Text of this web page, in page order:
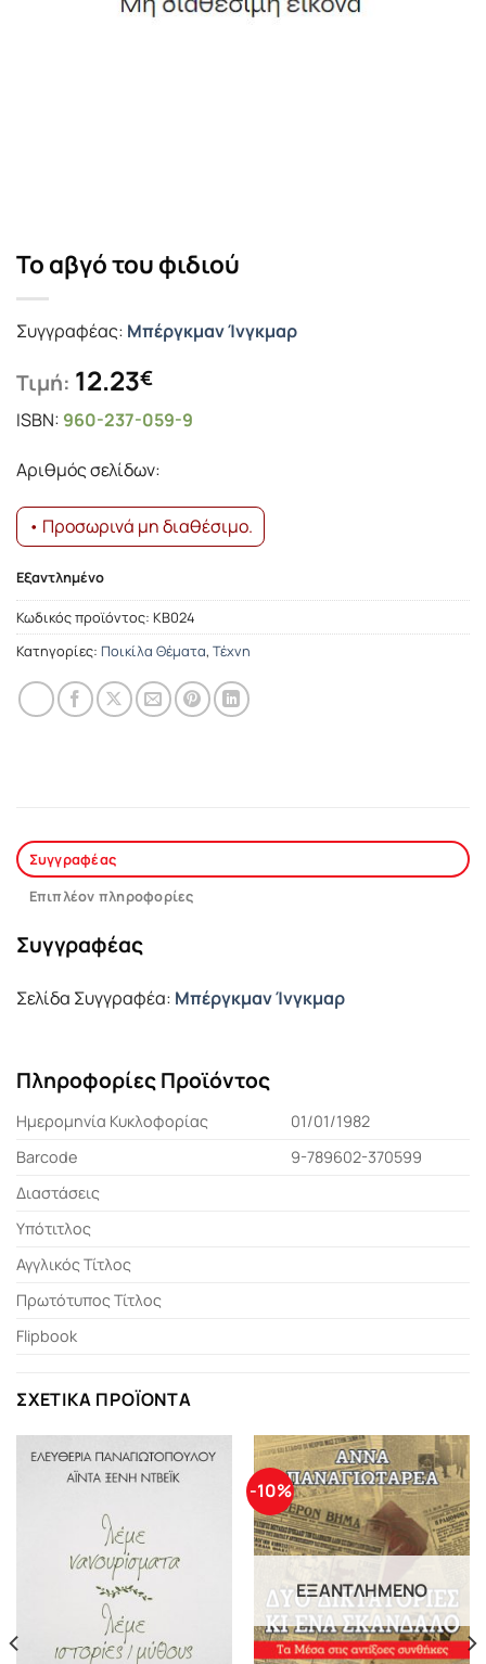
Το αβγό του φιδιού
Συγγραφέας: Μπέργκμαν Ίνγκμαρ
Τιμή: 12.23€
ISBN: 960-237-059-9
Αριθμός σελίδων:
• Προσωρινά μη διαθέσιμο.
Εξαντλημένο
Κωδικός προϊόντος: ΚΒ024
Κατηγορίες: Ποικίλα Θέματα, Τέχνη
Συγγραφέας
Επιπλέον πληροφορίες
Συγγραφέας
Σελίδα Συγγραφέα: Μπέργκμαν Ίνγκμαρ
Πληροφορίες Προϊόντος
Ημερομηνία Κυκλοφορίας
01/01/1982
Barcode
9-789602-370599
Διαστάσεις
Υπότιτλος
Αγγλικός Τίτλος
Πρωτότυπος Τίτλος
Flipbook
ΣΧΕΤΙΚΆ ΠΡΟΪΌΝΤΑ
-10%
ΕΞΑΝΤΛΗΜΈΝΟ